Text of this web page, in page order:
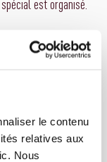
le contenu
relatives aux
Nous
est organisé.